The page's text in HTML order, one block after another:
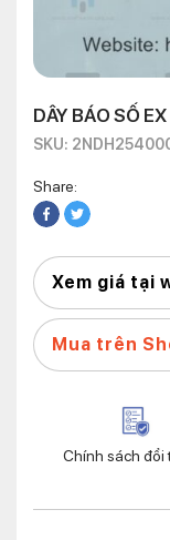
DÂY BÁO SỐ
SKU:
Share:
Xem giá tại
Mua trên
Chính sách đổi